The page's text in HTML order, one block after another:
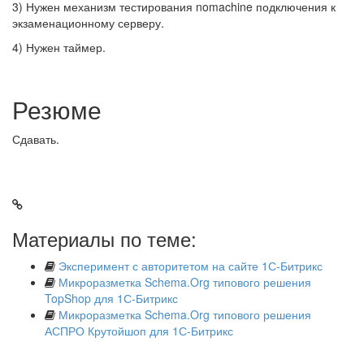
3) Нужен механизм тестирования nomachine подключения к
экзаменационному серверу.
4) Нужен таймер.
Резюме
Сдавать.
Материалы по теме:
Эксперимент с авторитетом на сайте 1С-Битрикс
Микроразметка Schema.Org типового решения
TopShop для 1С-Битрикс
Микроразметка Schema.Org типового решения
АСПРО Крутойшоп для 1С-Битрикс